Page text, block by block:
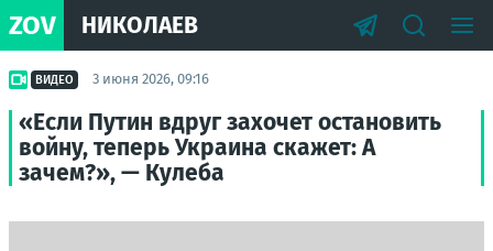
ZOV НИКОЛАЕВ
ВИДЕО 3 июня 2026, 09:16
«Если Путин вдруг захочет остановить
войну, теперь Украина скажет: А
зачем?», — Кулеба